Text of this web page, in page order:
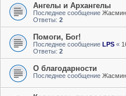
Ангелы и Архангелы
Последнее сообщение Жасмин
Ответы: 2
Помоги, Бог!
Последнее сообщение LPS «
Ответы: 2
О благодарности
Последнее сообщение Жасмин